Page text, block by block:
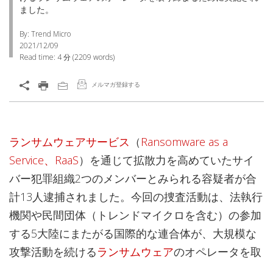
ました。
By: Trend Micro
2021/12/09
Read time: 4 分(2209 words)
メルマガ登録する
ランサムウェアサービス （ Ransomware as a
Service、RaaS）を通じて拡散力を高めていたサイ
バー犯罪組織2つのメンバーとみられる容疑者が合
計13人逮捕されました。今回の捜査活動は、法執行
機関や民間団体（トレンドマイクロを含む）の参加
する5大陸にまたがる国際的な連合体が、大規模な
攻撃活動を続けるランサムウェアのオペレータを取